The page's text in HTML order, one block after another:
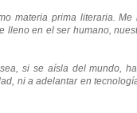
materia prima literaria.
lleno en el ser humano,
si se aísla del mundo,
ni a adelantar en